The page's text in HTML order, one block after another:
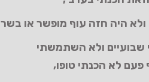
ולא היה חזה עוף מופשר או בשר
שבועיים ולא השתמשתי
לא הכנתי טופו,